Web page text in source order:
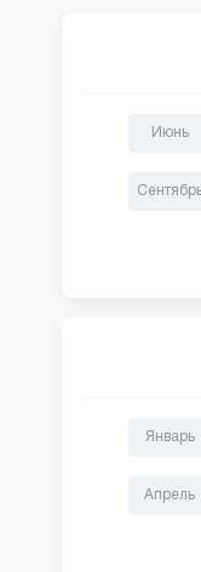
Июнь
Январь
Апрель